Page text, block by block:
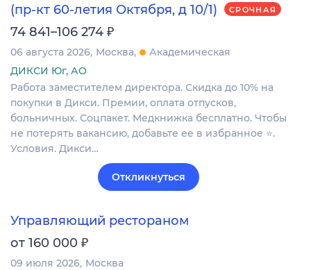
(пр-кт 60-летия Октября, д 10/1)
СРОЧНАЯ
74 841–106 274 ₽
06 августа 2026 Москва
Академическая
ДИКСИ Юг, АО
Работа заместителем директора. Скидка до 10% на
покупки в Дикси. Премии, оплата отпусков,
больничных. Соцпакет. Медкнижка бесплатно. Чтобы
не потерять вакансию, добавьте ее в избранное ⭐.
Условия. Дикси…
Откликнуться
Управляющий рестораном
от 160 000 ₽
09 июля 2026 Москва